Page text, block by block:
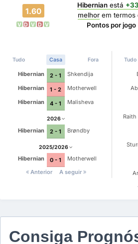
1.60
V D V D V
Hibernianestá
melhorem termos
Pontos por jogo
Tudo Casa Fora
Hibernian 2 - 1
Shkendija
Hibernian
1 - 2
Motherwell
Hibernian
4 - 1 Malisheva
2026
Hibernian 2 - 1 Brøndby
2025/2026
Hibernian 0 - 1
Motherwell
Anterior
A seguir
Tudo
Raith
Consiga